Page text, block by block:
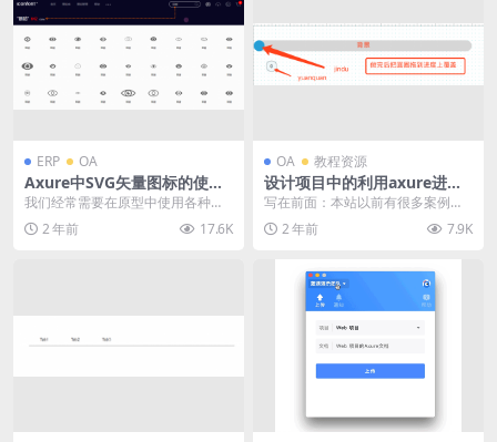
ERP OA
Axure中SVG矢量图标的使用
方法及资源推荐｜axurehub
设计教程
我们经常需要在原型中使用各种各
样的图标，所以往往需要大量的图
标素材。并且，为了保...
2 年前 17.6K
OA 教程资源
设计项目中的利用axure进度
条的横向滑块｜axurehub设
计教程
写在前面：本站以前有很多案例教
程，随着axure软件的升级，可能有
些地方已经不正...
2 年前 7.9K